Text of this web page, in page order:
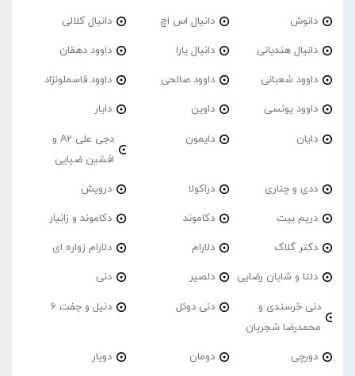
دانوش دانیال اس اچ دانیال کلالی
دانیال هندیانی دانیال یارا داوود دهقان
داوود شعبانی داوود صالحی داوود قاسملونژاد
داوود یونسی داوین دایار
دایان دایمون
دجی علی A2 و
افشین ضیایی
ددی و چناری دراکولا درویش
دریم بیت دکاموند دکاموند و زانیار
دکتر گلاک دلارام دلارام زواره ای
دلتا و شایان رضایی دلصیر دنی
دنی خرسندی و
محمدرضا شجریان
دنی دوئل دنیل و جفت 6
دورچی دومان دویار